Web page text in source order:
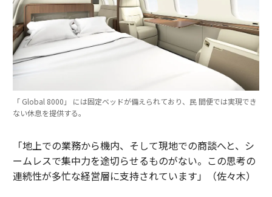
「 Global 8000」 には固定ベッドが備えられており、民 間便では実現でき
ない休息を提供する。
「地上での業務から機内、そして現地での商談へと、シ
ームレスで集中力を途切らせるものがない。この思考の
連続性が多忙な経営層に支持されています」（佐々木）